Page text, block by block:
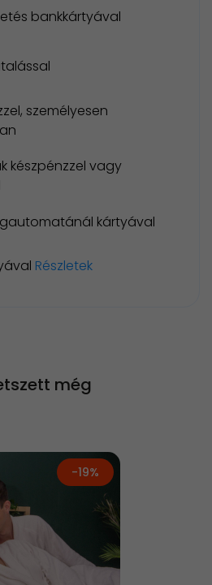
bankkártyával
személyesen
készpénzzel vagy
kártyával
Részletek
még
-19%